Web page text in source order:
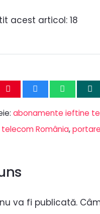
acest articol: 18
abonamente ieftine
România,
va fi publicată.